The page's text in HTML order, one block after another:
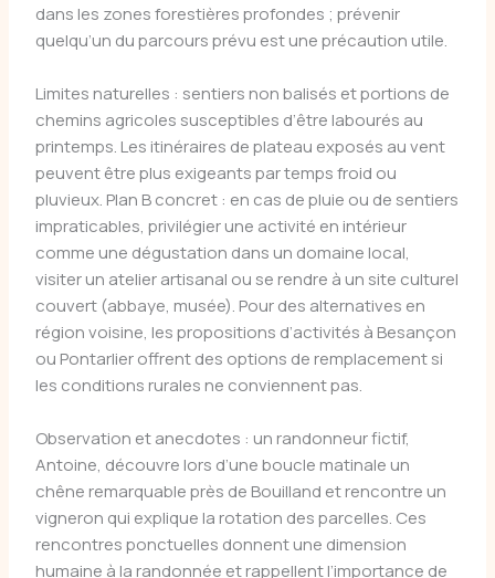
dans les zones forestières profondes ; prévenir
quelqu’un du parcours prévu est une précaution utile.
Limites naturelles : sentiers non balisés et portions de
chemins agricoles susceptibles d’être labourés au
printemps. Les itinéraires de plateau exposés au vent
peuvent être plus exigeants par temps froid ou
pluvieux. Plan B concret : en cas de pluie ou de sentiers
impraticables, privilégier une activité en intérieur
comme une dégustation dans un domaine local,
visiter un atelier artisanal ou se rendre à un site culturel
couvert (abbaye, musée). Pour des alternatives en
région voisine, les propositions d’activités à Besançon
ou Pontarlier offrent des options de remplacement si
les conditions rurales ne conviennent pas.
Observation et anecdotes : un randonneur fictif,
Antoine, découvre lors d’une boucle matinale un
chêne remarquable près de Bouilland et rencontre un
vigneron qui explique la rotation des parcelles. Ces
rencontres ponctuelles donnent une dimension
humaine à la randonnée et rappellent l’importance de